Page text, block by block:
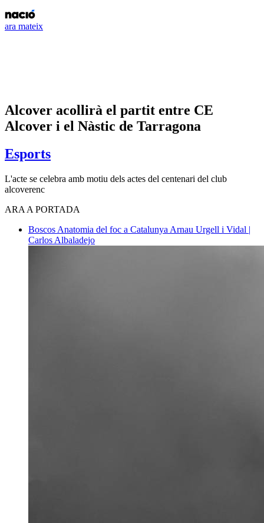
ara mateix
Alcover acollirà el partit entre CE
Alcover i el Nàstic de Tarragona
Esports
L'acte se celebra amb motiu dels actes del centenari del club
alcoverenc
ARA A PORTADA
Boscos Anatomia del foc a Catalunya Arnau Urgell i Vidal |
Carlos Albaladejo